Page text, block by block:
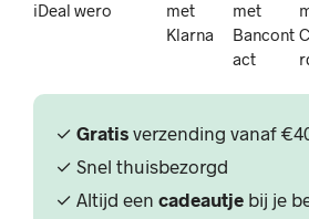
✓ Gratis verzending vanaf
✓ Snel thuisbezorgd
✓ Altijd een cadeautje bij je